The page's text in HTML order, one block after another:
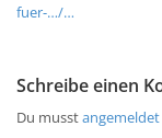
fuer-…/…
Schreibe einen
Du musstangemeldet